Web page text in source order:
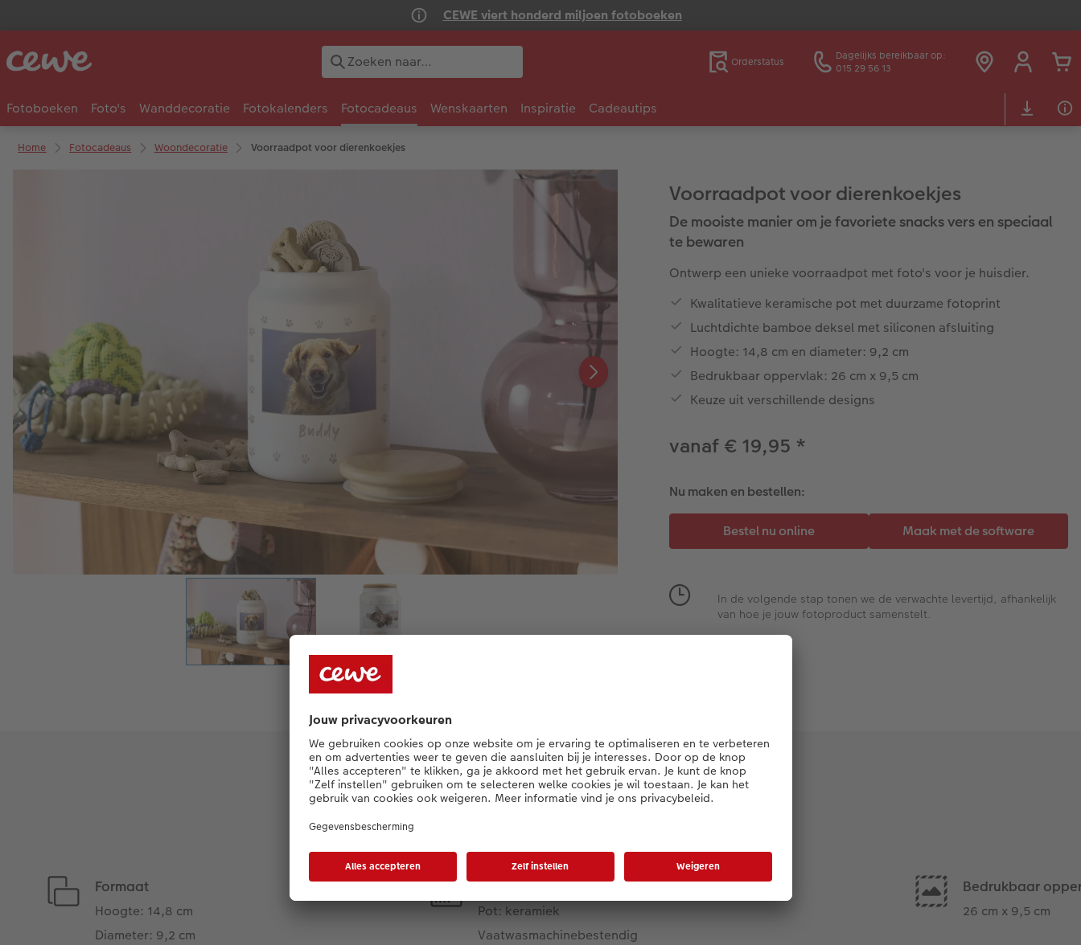
CEWE viert honderd miljoen fotoboeken
Orderstatus
Dagelijks bereikbaar op:
015 29 56 13
Fotoboeken Foto's Wanddecoratie Fotokalenders Fotocadeaus Wenskaarten Inspiratie Cadeautips
Home Fotocadeaus Woondecoratie Voorraadpot voor dierenkoekjes
Voorraadpot voor dierenkoekjes
De mooiste manier om je favoriete snacks vers en speciaal
te bewaren
Ontwerp een unieke voorraadpot met foto's voor je huisdier.
Kwalitatieve keramische pot met duurzame fotoprint
Luchtdichte bamboe deksel met siliconen afsluiting
Hoogte: 14,8 cm en diameter: 9,2 cm
Bedrukbaar oppervlak: 26 cm x 9,5 cm
Keuze uit verschillende designs
vanaf € 19,95 *
Nu maken en bestellen:
In de volgende stap tonen we de verwachte levertijd, afhankelijk
van hoe je jouw fotoproduct samenstelt.
Productdetails
Formaat
Hoogte: 14,8 cm
Diameter: 9,2 cm
Materiaal
Pot: keramiek
Vaatwasmachinebestendig
Bedrukbaar
26 cm x 9,5 cm